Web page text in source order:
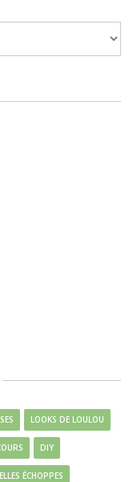
LOOKS DE LOULOU
DIY
ÉCHOPPES